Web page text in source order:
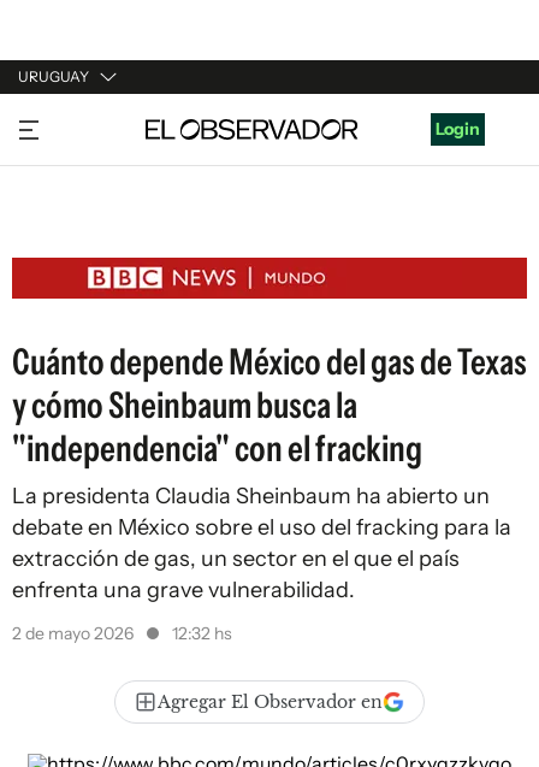
URUGUAY
URUGUAY
ARGENTINA
ESTADOS UNIDOS
Login
Cuánto depende México del gas de Texas
y cómo Sheinbaum busca la
"independencia" con el fracking
La presidenta Claudia Sheinbaum ha abierto un
debate en México sobre el uso del fracking para la
extracción de gas, un sector en el que el país
enfrenta una grave vulnerabilidad.
2 de mayo 2026 12:32 hs
Agregar El Observador en